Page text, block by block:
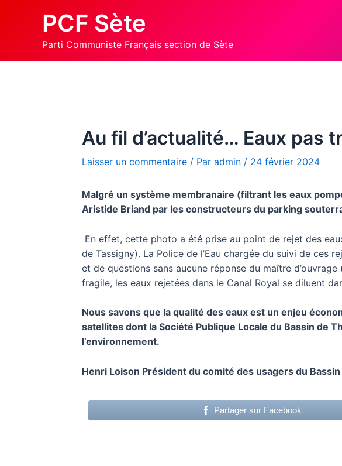
PCF Sète
Parti Communiste Français section de Sète
Au fil d’actualité… Eaux pas
Laisser un commentaire / Par admin / 24 février 2024
Malgré un système membranaire (filtrant les eaux
Aristide Briand par les constructeurs du parking
En effet, cette photo a été prise au point de rejet des
de Tassigny). La Police de l’Eau chargée du suivi de ces
et de questions sans aucune réponse du maître
fragile, les eaux rejetées dans le Canal Royal se diluent
Nous savons que la qualité des eaux est un enjeu
satellites dont la Société Publique Locale du Bassin de
l’environnement.
Henri Loison Président du comité des usagers du Bassin
Partager sur Facebook